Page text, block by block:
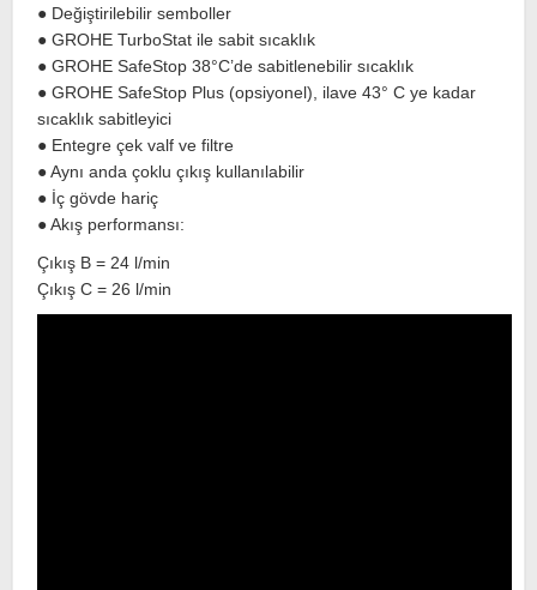
● Değiştirilebilir semboller
● GROHE TurboStat ile sabit sıcaklık
● GROHE SafeStop 38°C’de sabitlenebilir sıcaklık
● GROHE SafeStop Plus (opsiyonel), ilave 43° C ye kadar
sıcaklık sabitleyici
● Entegre çek valf ve filtre
● Aynı anda çoklu çıkış kullanılabilir
● İç gövde hariç
● Akış performansı:
Çıkış B = 24 l/min
Çıkış C = 26 l/min